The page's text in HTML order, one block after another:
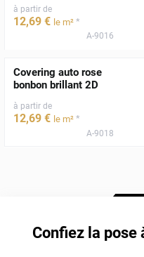
à partir de
12,69 € le m² *
A-9016
Covering auto rose
bonbon brillant 2D
à partir de
12,69 € le m² *
A-9018
Confiez la pose